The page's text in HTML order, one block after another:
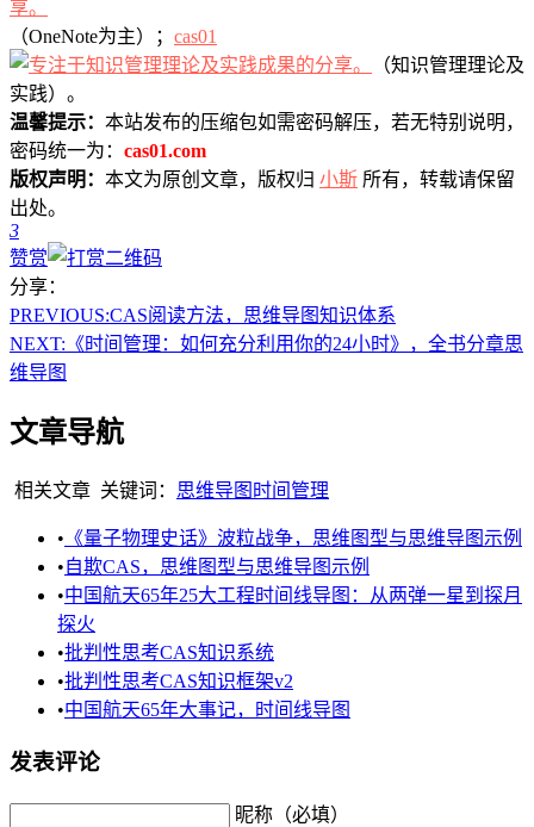
（OneNote为主）； cas01
（知识管理理论及
实践）。
温馨提示： 本站发布的压缩包如需密码解压，若无特别说明，
密码统一为： cas01.com
版权声明： 本文为原创文章，版权归 小斯 所有，转载请保留
出处。
3
赞赏
分享：
PREVIOUS:CAS阅读方法，思维导图知识体系
NEXT: 《时间管理：如何充分利用你的24小时》，全书分章思
维导图
文章导航
相关文章 关键词： 思维导图 时间管理
• 《量子物理史话》波粒战争，思维图型与思维导图示例
•自欺CAS，思维图型与思维导图示例
•中国航天65年25大工程时间线导图：从两弹一星到探月
探火
•批判性思考CAS知识系统
•批判性思考CAS知识框架v2
•中国航天65年大事记，时间线导图
发表评论
昵称（必填）